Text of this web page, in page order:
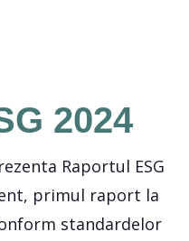
2024
Raportul ESG
primul raport la
standardelor